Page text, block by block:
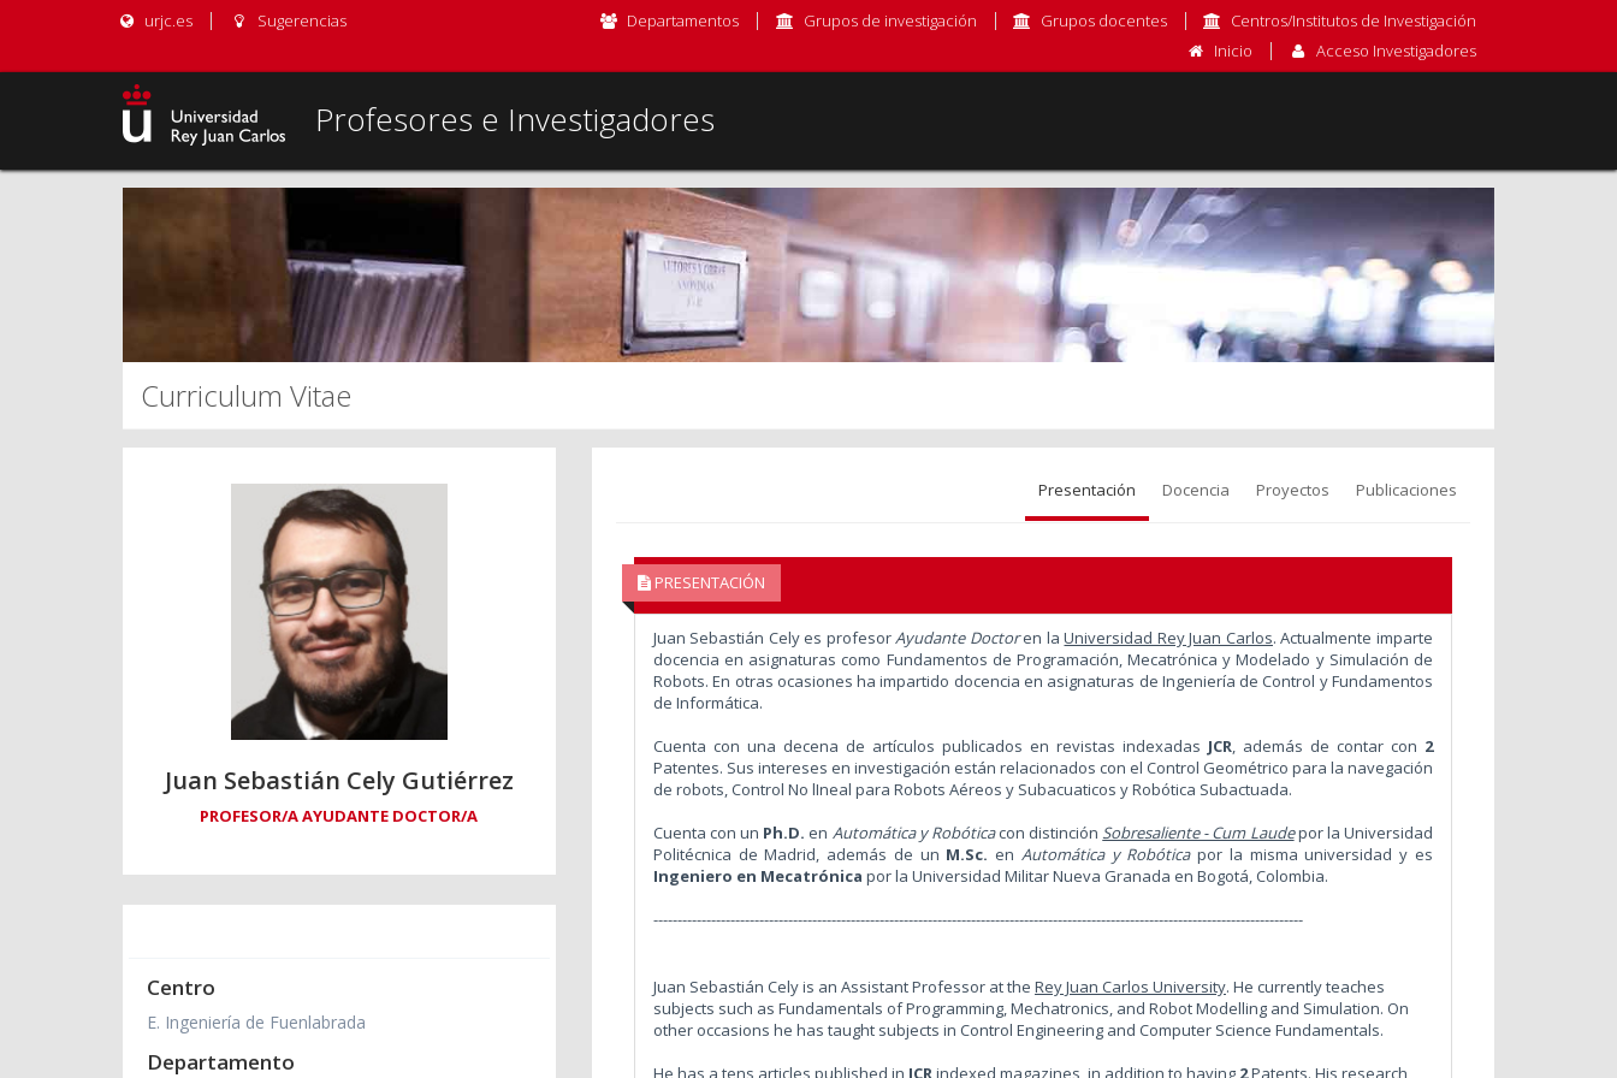
urjc.es Sugerencias Departamentos Grupos de investigación Grupos docentes
Centros/Institutos de Investigación
Inicio
Acceso Investigadores
Profesores e Investigadores
Curriculum Vitae
Juan Sebastián Cely Gutiérrez
PROFESOR/A AYUDANTE DOCTOR/A
Centro
E. Ingeniería de Fuenlabrada
Departamento
Presentación Docencia Proyectos Publicaciones
PRESENTACIÓN
Juan Sebastián Cely es profesor Ayudante Doctoren laUniversidad Rey Juan Carlos. Actualmente imparte
docencia en asignaturas como Fundamentos de Programación, Mecatrónica y Modelado y Simulación de
Robots. En otras ocasiones ha impartido docencia en asignaturas de Ingeniería de Control y Fundamentos
de Informática.
Cuenta con una decena de artículos publicados en revistas indexadas JCR , además de contar con 2
Patentes. Sus intereses en investigación están relacionados con el Control Geométrico para la navegación
de robots, Control No lIneal para Robots Aéreos y Subacuaticos y Robótica Subactuada.
Cuenta con un Ph.D. en Automática y Robóticacon distinción Sobresaliente - Cum Laudepor la Universidad
Politécnica de Madrid, además de un M.Sc. en Automática y Robóticapor la misma universidad y es
Ingeniero en Mecatrónica por la Universidad Militar Nueva Granada en Bogotá, Colombia.
---------------------------------------------------------------------------------------------------------------------------------------
Juan Sebastián Cely is an Assistant Professor at the Rey Juan Carlos University. He currently teaches
subjects such as Fundamentals of Programming, Mechatronics, and Robot Modelling and Simulation. On
other occasions he has taught subjects in Control Engineering and Computer Science Fundamentals.
He has a tens articles published in JCR indexed magazines, in addition to having 2Patents. His research